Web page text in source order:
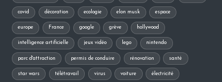
covid décoration ecologie elon musk espace
europe France google grève hollywood
intelligence artificielle jeux vidéo lego nintendo
parc d'attraction permis de conduire rénovation santé
star wars télétravail virus voiture électricité